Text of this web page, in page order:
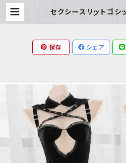
セクシースリットゴシ
保存 シェア